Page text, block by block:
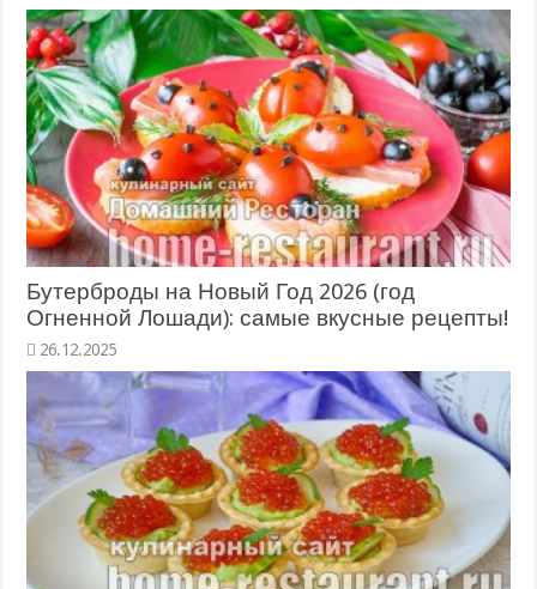
Бутерброды на Новый Год 2026 (год
Огненной Лошади): самые вкусные рецепты!
26.12.2025